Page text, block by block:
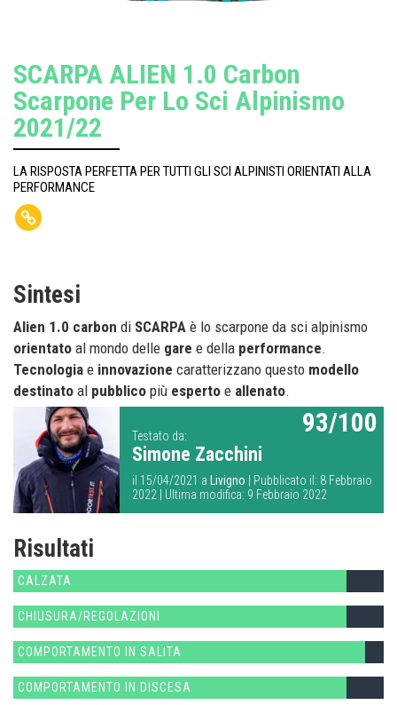
SCARPA ALIEN 1.0 Carbon
Scarpone Per Lo Sci Alpinismo
2021/22
LA RISPOSTA PERFETTA PER TUTTI GLI SCI ALPINISTI ORIENTATI ALLA
PERFORMANCE
Sintesi
Alien 1.0 carbon di SCARPA è lo scarpone da sci alpinismo
orientato al mondo delle gare e della performance.
Tecnologia e innovazione caratterizzano questo modello
destinato al pubblico più esperto e allenato.
Testato da:
Simone Zacchini
il 15/04/2021 a Livigno | Pubblicato il: 8 Febbraio
2022 | Ultima modifica: 9 Febbraio 2022
93/100
Risultati
CALZATA
CHIUSURA/REGOLAZIONI
COMPORTAMENTO IN SALITA
COMPORTAMENTO IN DISCESA